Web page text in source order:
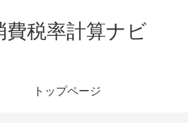
費税率計算ナビ
トップページ